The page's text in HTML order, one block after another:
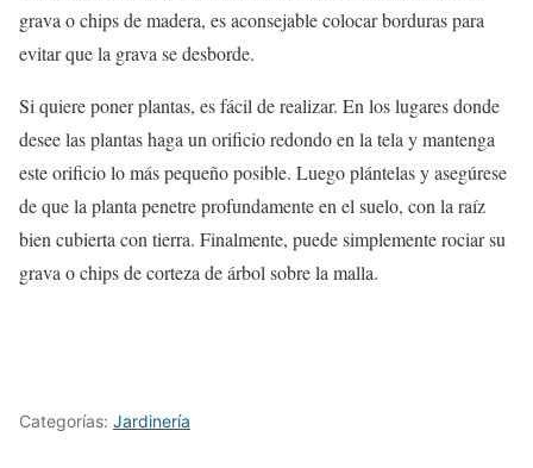
grava o chips de madera, es aconsejable colocar borduras para
evitar que la grava se desborde.
Si quiere poner plantas, es fácil de realizar. En los lugares donde
desee las plantas haga un orificio redondo en la tela y mantenga
este orificio lo más pequeño posible. Luego plántelas y asegúrese
de que la planta penetre profundamente en el suelo, con la raíz
bien cubierta con tierra. Finalmente, puede simplemente rociar su
grava o chips de corteza de árbol sobre la malla.
Categorías: Jardinería